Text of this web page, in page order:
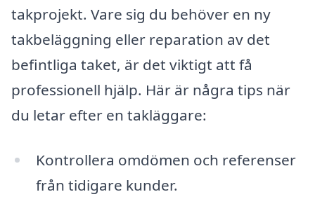
takprojekt. Vare sig du behöver en ny
takbeläggning eller reparation av det
befintliga taket, är det viktigt att få
professionell hjälp. Här är några tips när
du letar efter en takläggare:
Kontrollera omdömen och referenser
från tidigare kunder.